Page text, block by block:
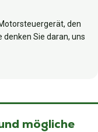
den
Sie daran, uns
mögliche